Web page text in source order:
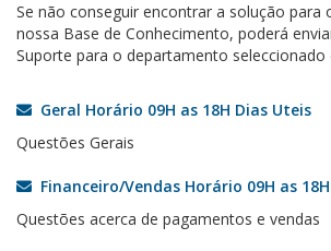
Se não conseguir encontrar a solução para
nossa Base de Conhecimento, poderá
Suporte para o departamento seleccionado
Geral Horário 09H as 18H Dias Uteis
Questões Gerais
Financeiro/Vendas Horário 09H as
Questões acerca de pagamentos e vendas